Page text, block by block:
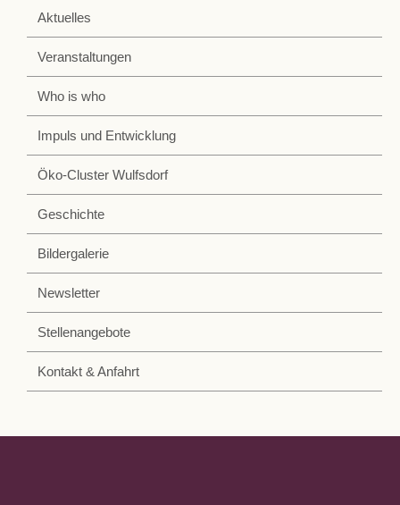
Aktuelles
Veranstaltungen
Who is who
Impuls und Entwicklung
Öko-Cluster Wulfsdorf
Geschichte
Bildergalerie
Newsletter
Stellenangebote
Kontakt & Anfahrt